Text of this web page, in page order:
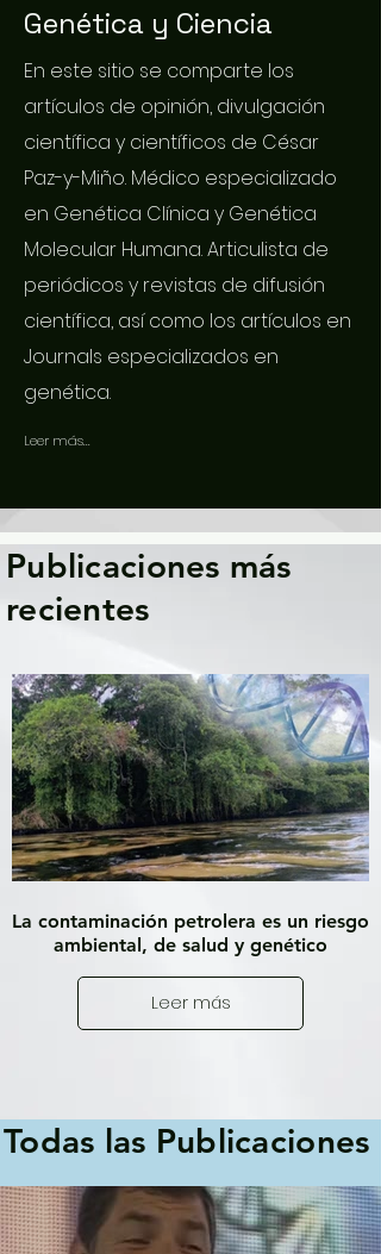
Genética y Ciencia
En este sitio se comparte los
artículos de opinión, divulgación
científica y científicos de César
Paz-y-Miño. Médico especializado
en Genética Clínica y Genética
Molecular Humana. Articulista de
periódicos y revistas de difusión
científica, así como los artículos en
Journals especializados en
genética.
Leer más...
Publicaciones más
recientes
La contaminación petrolera es un riesgo
ambiental, de salud y genético
Leer más
Todas las Publicaciones